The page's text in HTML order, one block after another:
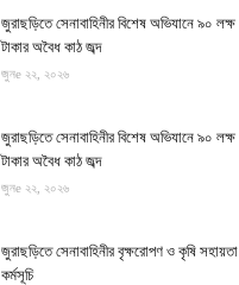
জুরাছড়িতে সেনাবাহিনীর বিশেষ অভিযানে ৯০ লক্ষ
টাকার অবৈধ কাঠ জব্দ
জুনe ২২, ২০২৬
জুরাছড়িতে সেনাবাহিনীর বিশেষ অভিযানে ৯০ লক্ষ
টাকার অবৈধ কাঠ জব্দ
জুনe ২২, ২০২৬
জুরাছড়িতে সেনাবাহিনীর বৃক্ষরোপণ ও কৃষি সহায়তা
কর্মসূচি